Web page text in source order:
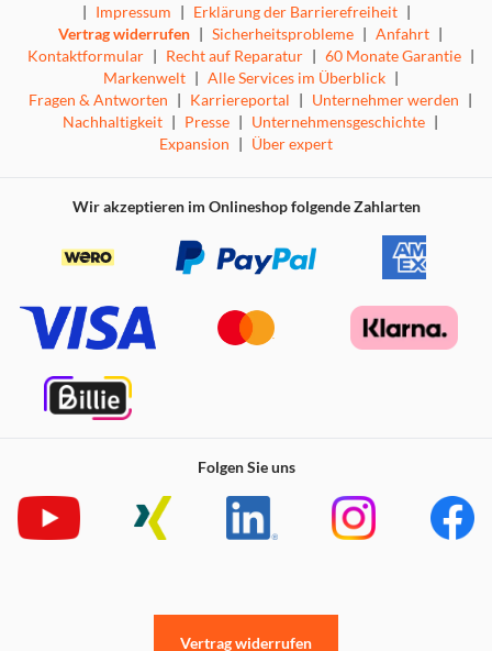
| Impressum | Erklärung der Barrierefreiheit |
Vertrag widerrufen | Sicherheitsprobleme | Anfahrt |
Kontaktformular | Recht auf Reparatur | 60 Monate Garantie |
Markenwelt | Alle Services im Überblick |
Fragen & Antworten | Karriereportal | Unternehmer werden |
Nachhaltigkeit | Presse | Unternehmensgeschichte |
Expansion | Über expert
Wir akzeptieren im Onlineshop folgende Zahlarten
Folgen Sie uns
Vertrag widerrufen